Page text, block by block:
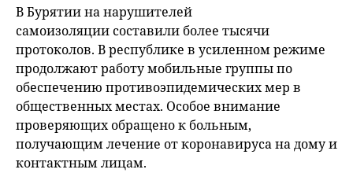
В Бурятии на нарушителей
самоизоляции составили более тысячи
протоколов. В республике в усиленном режиме
продолжают работу мобильные группы по
обеспечению противоэпидемических мер в
общественных местах. Особое внимание
проверяющих обращено к больным,
получающим лечение от коронавируса на дому и
контактным лицам.